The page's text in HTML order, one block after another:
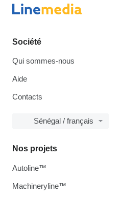
Société
Qui sommes-nous
Aide
Contacts
Sénégal / français
Nos projets
Autoline™
Machineryline™